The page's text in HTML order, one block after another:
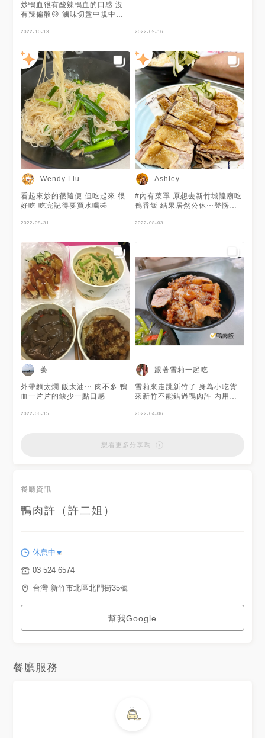
足🙆🏻‍♂️🙆🏻‍♀️ - 分類: #TK吃新竹
探店次數:1 再訪意願:炒鴨血在
#城隍廟美食 #城隍廟 #鴨肉許
肉 #鴨血 #鴨肉麵 #鴨肉炒麵 #
在地美食 #在地小吃 #食物攝影
#美食推薦 #美食日記#美食 #好
炒鴨血很有酸辣鴨血的口感 沒
有辣偏酸😖 滷味切盤中規中矩
還行！！！沒有特別驚豔
2022-10-13 2022-09-16
Wendy Liu
看起來炒的很隨便 但吃起來 很
好吃 吃完記得要買水喝🤣
2022-08-31
Ashley
#內有菜單 原想去新竹城隍廟吃
鴨香飯 結果居然公休⋯登愣😭
好評的 #鴨肉許二姐 他們的鴨
點 我們也點來試試看 沒想到一
吃驚為天人 帶點微酸的醋香 雖
然天氣炎熱 但吃下肚後胃都開
了😋 超級好吃，來一定要點！
貢丸湯有鴨骨的味道 家人喝了
有點不習慣 但我還可以接受 不
愧是google評論多達8000多
則，4.0顆星的店家👍🏻 有點新竹
城隍廟附近 推薦可以來吃看看
喔！ 💰鴨肉飯60元 💰炒鴨血75
食 #新竹餐廳 #新竹小吃 #新竹
城隍廟 #新竹城隍廟美食
#ashley吃新竹
2022-08-03
蓁
外帶麵太爛 飯太油⋯ 肉不多 鴨
血一片片的缺少一點口感
2022-06-15
跟著雪莉一起吃
雪莉來走跳新竹了 身為小吃貨
來新竹不能錯過鴨肉許 內用要
多了～常有併桌的情形 為了好
澤 再來一碗飯都不是問題🤪 肉
太推 但大部分都還不錯 必點鴨
血喔✨ - 📍鴨肉許(許二姊) 🏠新
竹市北門街35號 ⏰10:00-
02:30 ☎️03-5246574 #新竹景
2022-04-06
想看更多分享嗎
餐廳資訊
鴨肉許（許二姐）
休息中
03 524 6574
台灣 新竹市北區北門街35號
幫我Google
餐廳服務